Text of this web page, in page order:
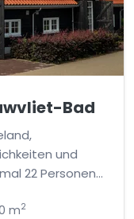
Bad
und
22 Personen.
m2